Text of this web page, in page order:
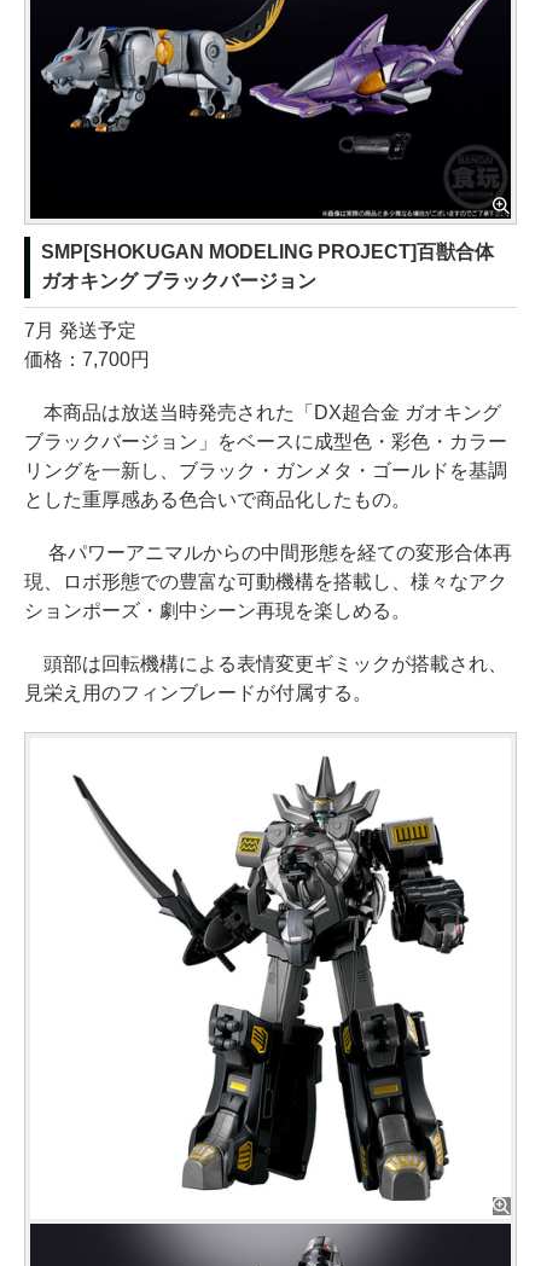
SMP[SHOKUGAN MODELING PROJECT]百獣合体
ガオキング ブラックバージョン
7月 発送予定
価格：7,700円
本商品は放送当時発売された「DX超合金 ガオキング
ブラックバージョン」をベースに成型色・彩色・カラー
リングを一新し、ブラック・ガンメタ・ゴールドを基調
とした重厚感ある色合いで商品化したもの。
各パワーアニマルからの中間形態を経ての変形合体再
現、ロボ形態での豊富な可動機構を搭載し、様々なアク
ションポーズ・劇中シーン再現を楽しめる。
頭部は回転機構による表情変更ギミックが搭載され、
見栄え用のフィンブレードが付属する。